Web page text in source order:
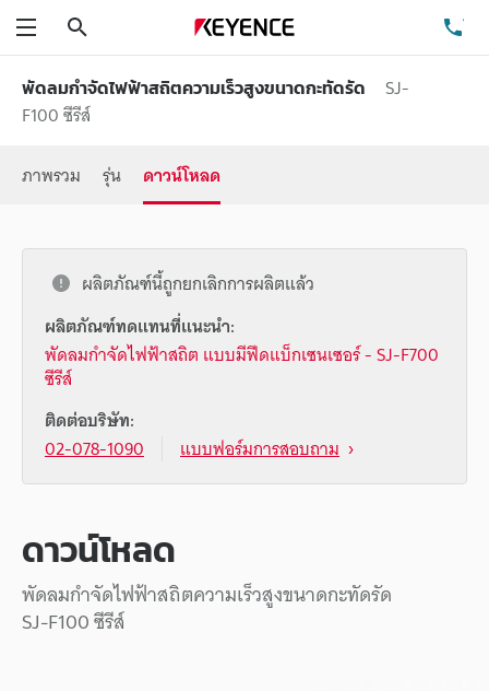
พัดลมกำจัดไฟฟ้าสถิตความเร็วสูงขนาดกะทัดรัด
SJ-
F100 ซีรีส์
ภาพรวม
รุ่น ดาวน์โหลด
ผลิตภัณฑ์นี้ถูกยกเลิกการผลิตแล้ว
ผลิตภัณฑ์ทดแทนที่แนะนำ:
พัดลมกำจัดไฟฟ้าสถิต แบบมีฟีดแบ็กเซนเซอร์ - SJ-F700
ซีรีส์
ติดต่อบริษัท:
02-078-1090
แบบฟอร์มการสอบถาม
ดาวน์โหลด
พัดลมกำจัดไฟฟ้าสถิตความเร็วสูงขนาดกะทัดรัด
SJ-F100 ซีรีส์